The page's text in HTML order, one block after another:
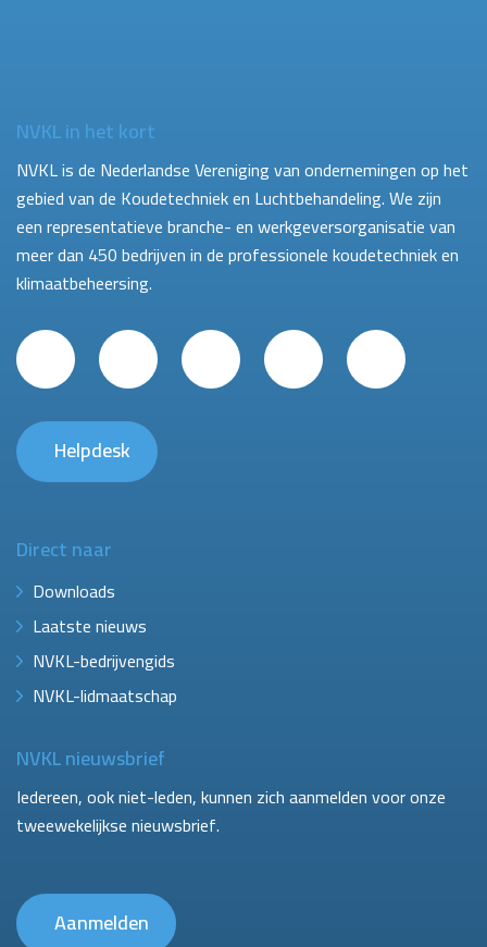
NVKL in het kort
NVKL is de Nederlandse Vereniging van ondernemingen op het
gebied van de Koudetechniek en Luchtbehandeling. We zijn
een representatieve branche- en werkgeversorganisatie van
meer dan 450 bedrijven in de professionele koudetechniek en
klimaatbeheersing.
Helpdesk
Direct naar
Downloads
Laatste nieuws
NVKL-bedrijvengids
NVKL-lidmaatschap
NVKL nieuwsbrief
Iedereen, ook niet-leden, kunnen zich aanmelden voor onze
tweewekelijkse nieuwsbrief.
Aanmelden